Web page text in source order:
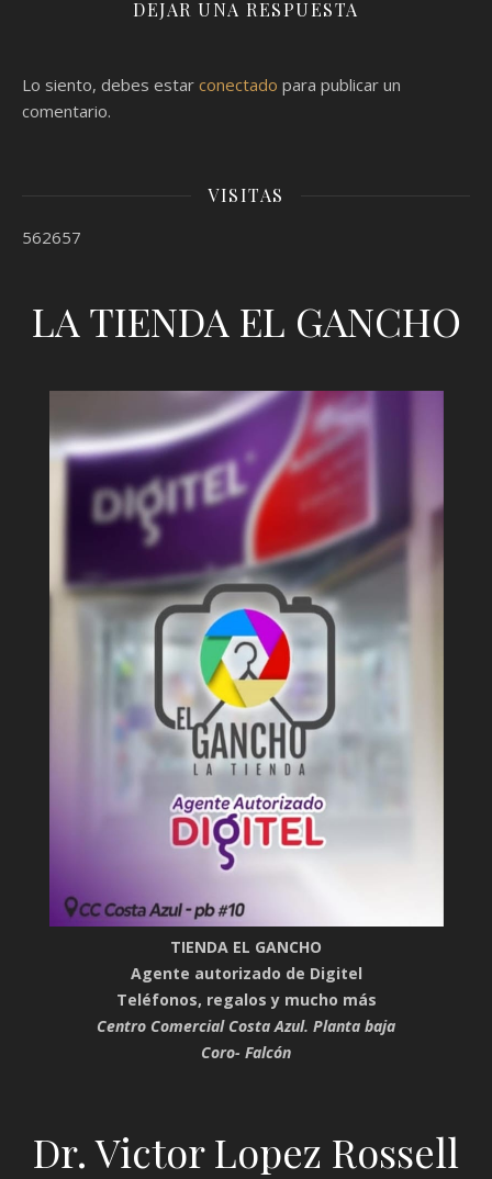
DEJAR UNA RESPUESTA
Lo siento, debes estar conectado para publicar un
comentario.
VISITAS
562657
LA TIENDA EL GANCHO
TIENDA EL GANCHO
Agente autorizado de Digitel
Teléfonos, regalos y mucho más
Centro Comercial Costa Azul. Planta baja
Coro- Falcón
Dr. Victor Lopez Rossell